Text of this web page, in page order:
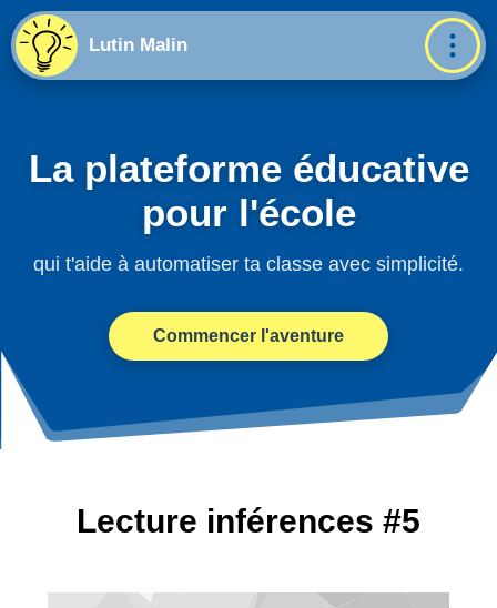
Lutin Malin
La plateforme éducative
pour l'école
qui t'aide à automatiser ta classe avec simplicité.
Commencer l'aventure
Lecture inférences #5